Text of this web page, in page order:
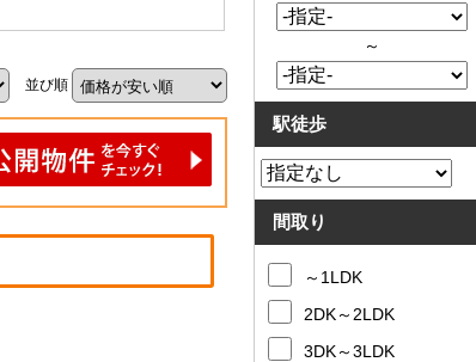
並び順
～
駅徒歩
間取り
～1LDK
2DK～2LDK
3DK～3LDK